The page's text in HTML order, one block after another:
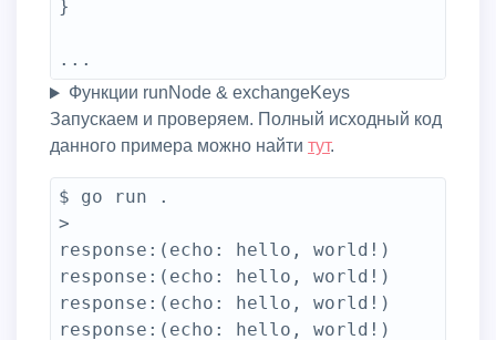
}
...
Функции runNode & exchangeKeys
Запускаем и проверяем. Полный исходный код
данного примера можно найти тут.
$ go run .
>
response:(echo: hello, world!)
response:(echo: hello, world!)
response:(echo: hello, world!)
response:(echo: hello, world!)